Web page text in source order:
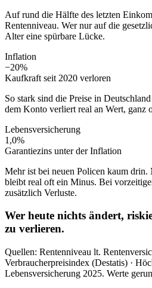
Auf rund die Hälfte des letzten
Rentenniveau. Wer nur auf die
Alter eine spürbare Lücke.
Inflation
−20%
Kaufkraft seit 2020 verloren
So stark sind die Preise in
dem Konto verliert real an Wert, ganz
Lebensversicherung
1,0%
Garantiezins unter der Inflation
Mehr ist bei neuen Policen kaum
bleibt real oft ein Minus. Bei
zusätzlich Verluste.
Wer heute nichts ändert,
zu verlieren.
Quellen: Rentenniveau lt.
Verbraucherpreisindex (Destatis) ·
Lebensversicherung 2025. Werte